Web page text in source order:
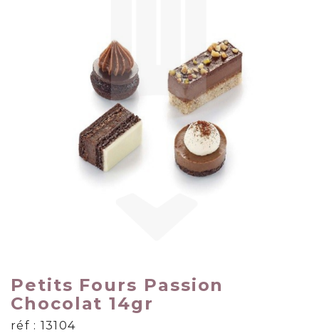
Petits Fours Passion
Chocolat 14gr
réf : 13104